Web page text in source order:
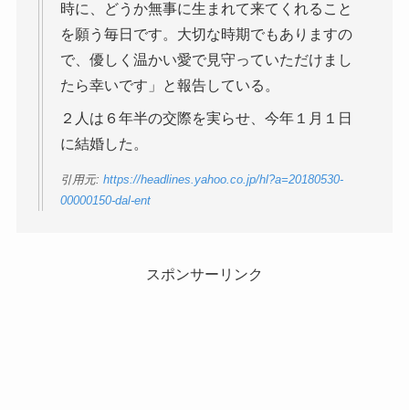
時に、どうか無事に生まれて来てくれること
を願う毎日です。大切な時期でもありますの
で、優しく温かい愛で見守っていただけまし
たら幸いです」と報告している。
２人は６年半の交際を実らせ、今年１月１日
に結婚した。
引用元: https://headlines.yahoo.co.jp/hl?a=20180530-
00000150-dal-ent
スポンサーリンク